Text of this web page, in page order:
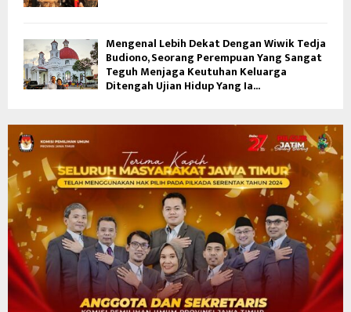
Mengenal Lebih Dekat Dengan Wiwik Tedja
Budiono, Seorang Perempuan Yang Sangat
Teguh Menjaga Keutuhan Keluarga
Ditengah Ujian Hidup Yang Ia...